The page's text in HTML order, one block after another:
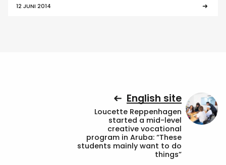
12 JUNI 2014
English site
Loucette Reppenhagen
started a mid-level
creative vocational
program in Aruba: “These
students mainly want to do
things”